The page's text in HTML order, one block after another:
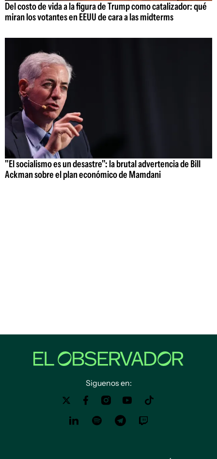
Del costo de vida a la figura de Trump como catalizador: qué
miran los votantes en EEUU de cara a las midterms
"El socialismo es un desastre": la brutal advertencia de Bill
Ackman sobre el plan económico de Mamdani
Siguenos en: